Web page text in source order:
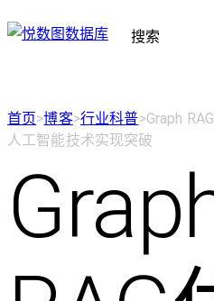
搜索
首页>博客>行业科普>Graph
人工智能技术实现突破